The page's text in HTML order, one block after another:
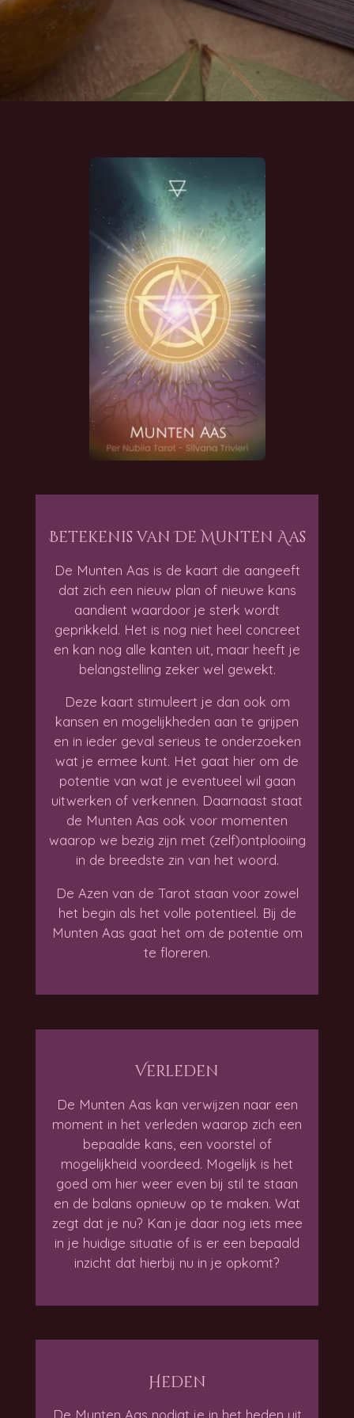
Betekenis van De Munten Aas
De Munten Aas is de kaart die aangeeft
dat zich een nieuw plan of nieuwe kans
aandient waardoor je sterk wordt
geprikkeld. Het is nog niet heel concreet
en kan nog alle kanten uit, maar heeft je
belangstelling zeker wel gewekt.
Deze kaart stimuleert je dan ook om
kansen en mogelijkheden aan te grijpen
en in ieder geval serieus te onderzoeken
wat je ermee kunt. Het gaat hier om de
potentie van wat je eventueel wil gaan
uitwerken of verkennen. Daarnaast staat
de Munten Aas ook voor momenten
waarop we bezig zijn met (zelf)ontplooiing
in de breedste zin van het woord.
De Azen van de Tarot staan voor zowel
het begin als het volle potentieel. Bij de
Munten Aas gaat het om de potentie om
te floreren.
Verleden
De Munten Aas kan verwijzen naar een
moment in het verleden waarop zich een
bepaalde kans, een voorstel of
mogelijkheid voordeed. Mogelijk is het
goed om hier weer even bij stil te staan
en de balans opnieuw op te maken. Wat
zegt dat je nu? Kan je daar nog iets mee
in je huidige situatie of is er een bepaald
inzicht dat hierbij nu in je opkomt?
Heden